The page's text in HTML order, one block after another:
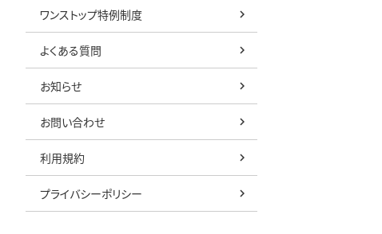
ワンストップ特例制度
よくある質問
お知らせ
お問い合わせ
利用規約
プライバシーポリシー